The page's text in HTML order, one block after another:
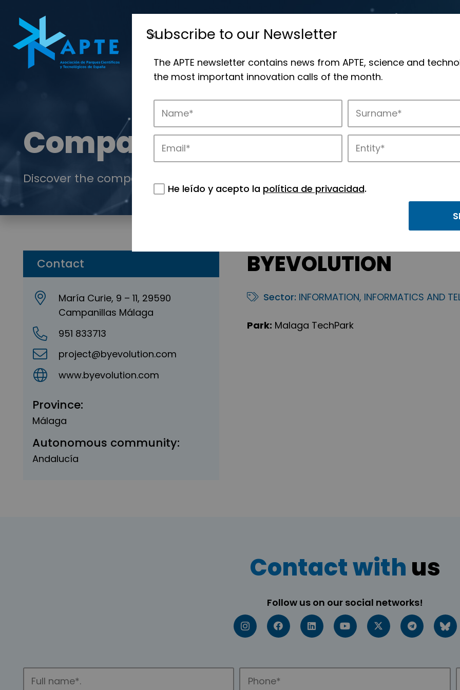
Companies
Discover the companies that drive innovation in APTE’s parks.
Contact
María Curie, 9 – 11, 29590
Campanillas Málaga
951 833713
project@byevolution.com
www.byevolution.com
Province:
Málaga
Autonomous community:
Andalucía
BYEVOLUTION
Sector: INFORMATION, INFORMATICS AND
Park: Malaga TechPark
Contact with us
Follow us on our social networks!
Subscribe to our Newsletter
The APTE newsletter contains news from APTE, science and
the most important innovation calls of the month.
He leído y acepto la política de privacidad.